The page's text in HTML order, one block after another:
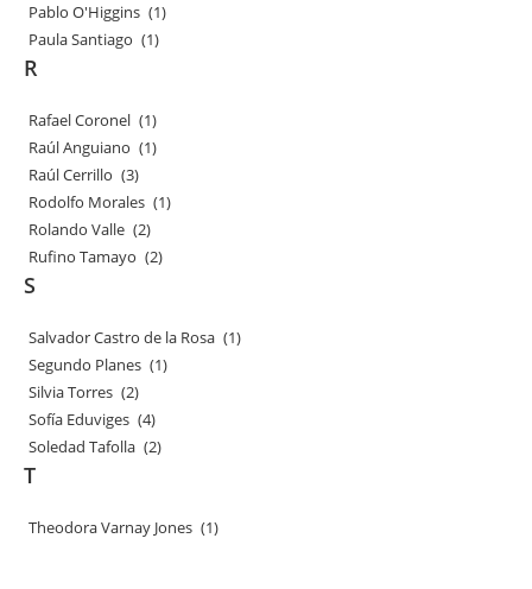
Pablo O'Higgins (1)
Paula Santiago (1)
R
Rafael Coronel (1)
Raúl Anguiano (1)
Raúl Cerrillo (3)
Rodolfo Morales (1)
Rolando Valle (2)
Rufino Tamayo (2)
S
Salvador Castro de la Rosa (1)
Segundo Planes (1)
Silvia Torres (2)
Sofía Eduviges (4)
Soledad Tafolla (2)
T
Theodora Varnay Jones (1)